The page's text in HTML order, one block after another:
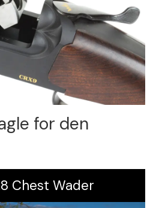
for den
Chest Wader